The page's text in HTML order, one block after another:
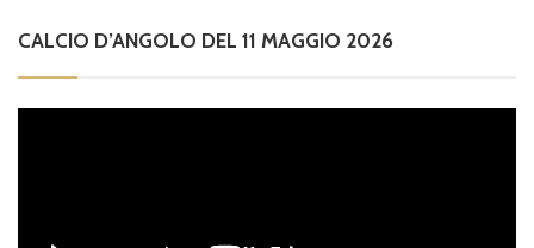
CALCIO D’ANGOLO DEL 11 MAGGIO 2026